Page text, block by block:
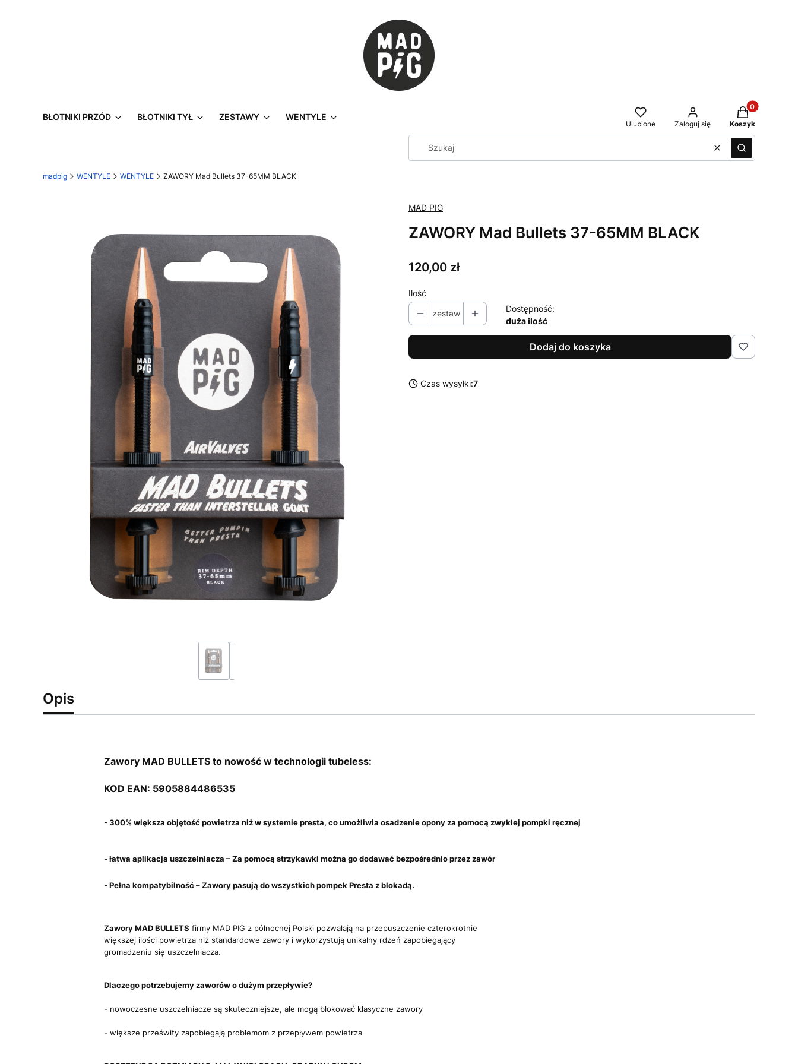
BŁOTNIKI PRZÓD BŁOTNIKI TYŁ ZESTAWY WENTYLE
Ulubione Zaloguj się
Produkty w
Koszyk
WyczyśćSzukaj
madpig WENTYLE WENTYLE ZAWORY Mad Bullets 37-65MM BLACK
MAD PIG
ZAWORY Mad Bullets 37-65MM BLACK
Cena
120,00 zł
Ilość
zestaw
Dostępność:
duża ilość
Dodaj do koszyka
Czas wysyłki:7
Opis
Zawory MAD BULLETS to nowość w technologii tubeless:
KOD EAN: 5905884486535
- 300% większa objętość powietrza niż w systemie presta, co umożliwia osadzenie opony za pomocą zwykłej pompki ręcznej
- łatwa aplikacja uszczelniacza – Za pomocą strzykawki można go dodawać bezpośrednio przez zawór
- Pełna kompatybilność – Zawory pasują do wszystkich pompek Presta z blokadą.
Zawory MAD BULLETS firmy MAD PIG z północnej Polski pozwalają na przepuszczenie czterokrotnie
większej ilości powietrza niż standardowe zawory i wykorzystują unikalny rdzeń zapobiegający
gromadzeniu się uszczelniacza.
Dlaczego potrzebujemy zaworów o dużym przepływie?
- nowoczesne uszczelniacze są skuteczniejsze, ale mogą blokować klasyczne zawory
- większe prześwity zapobiegają problemom z przepływem powietrza